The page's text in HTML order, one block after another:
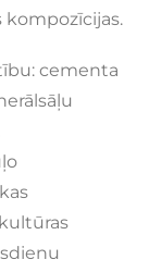
kompozīcijas.
cementa